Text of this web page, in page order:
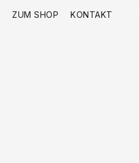
ZUM SHOP KONTAKT